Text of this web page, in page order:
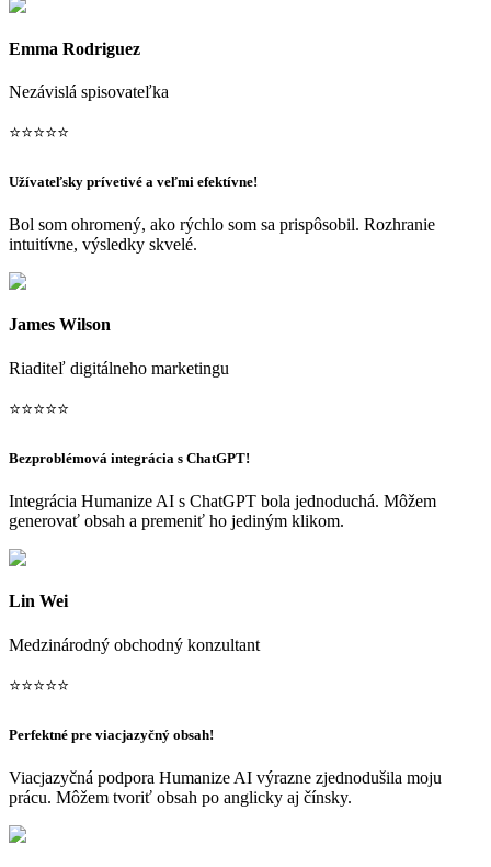
Emma Rodriguez
Nezávislá spisovateľka
⭐⭐⭐⭐⭐
Užívateľsky prívetivé a veľmi efektívne!
Bol som ohromený, ako rýchlo som sa prispôsobil. Rozhranie
intuitívne, výsledky skvelé.
James Wilson
Riaditeľ digitálneho marketingu
⭐⭐⭐⭐⭐
Bezproblémová integrácia s ChatGPT!
Integrácia Humanize AI s ChatGPT bola jednoduchá. Môžem
generovať obsah a premeniť ho jediným klikom.
Lin Wei
Medzinárodný obchodný konzultant
⭐⭐⭐⭐⭐
Perfektné pre viacjazyčný obsah!
Viacjazyčná podpora Humanize AI výrazne zjednodušila moju
prácu. Môžem tvoriť obsah po anglicky aj čínsky.